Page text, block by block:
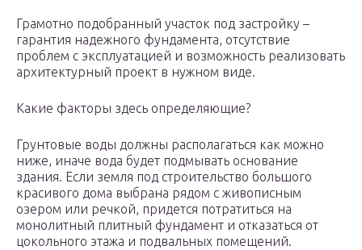
Грамотно подобранный участок под застройку –
гарантия надежного фундамента, отсутствие
проблем с эксплуатацией и возможность реализовать
архитектурный проект в нужном виде.
Какие факторы здесь определяющие?
Грунтовые воды должны располагаться как можно
ниже, иначе вода будет подмывать основание
здания. Если земля под строительство большого
красивого дома выбрана рядом с живописным
озером или речкой, придется потратиться на
монолитный плитный фундамент и отказаться от
цокольного этажа и подвальных помещений.